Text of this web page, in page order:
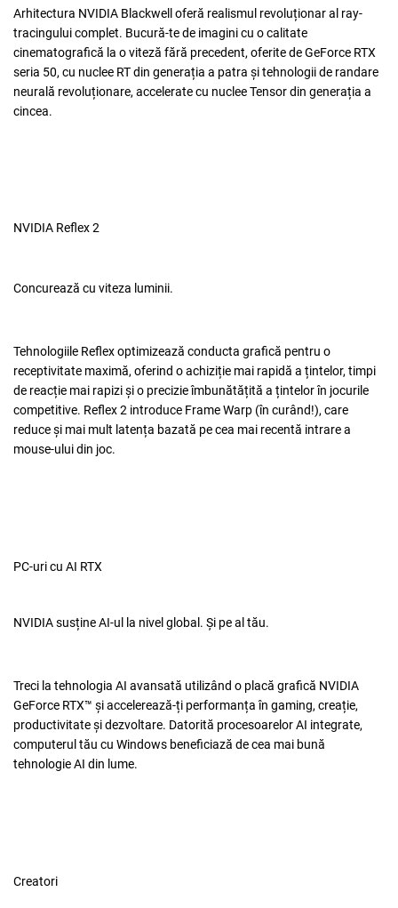
Arhitectura NVIDIA Blackwell oferă realismul revoluționar al ray-
tracingului complet. Bucură-te de imagini cu o calitate
cinematografică la o viteză fără precedent, oferite de GeForce RTX
seria 50, cu nuclee RT din generația a patra și tehnologii de randare
neurală revoluționare, accelerate cu nuclee Tensor din generația a
cincea.
NVIDIA Reflex 2
Concurează cu viteza luminii.
Tehnologiile Reflex optimizează conducta grafică pentru o
receptivitate maximă, oferind o achiziție mai rapidă a țintelor, timpi
de reacție mai rapizi și o precizie îmbunătățită a țintelor în jocurile
competitive. Reflex 2 introduce Frame Warp (în curând!), care
reduce și mai mult latența bazată pe cea mai recentă intrare a
mouse-ului din joc.
PC-uri cu AI RTX
NVIDIA susține AI-ul la nivel global. Și pe al tău.
Treci la tehnologia AI avansată utilizând o placă grafică NVIDIA
GeForce RTX™ și accelerează-ți performanța în gaming, creație,
productivitate și dezvoltare. Datorită procesoarelor AI integrate,
computerul tău cu Windows beneficiază de cea mai bună
tehnologie AI din lume.
Creatori